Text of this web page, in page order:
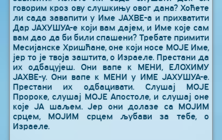
говорим кроз ову слушкињу овог дана? Хоћете
ли сада завапити у Име ЈАХВЕ-а и прихватити
Дар ЈАХУШУА-е који вам дајем, и Име које сам
вам дао да би били спашени? Требате примити
Месијанске Хришћане, оне који носе МОЈЕ Име,
јер то је твоја заштита, о Израеле. Престани да
их одбацујеш. Они вапе к МЕНИ, ЕЛОХИМУ
ЈАХВЕ-у. Они вапе к МЕНИ у ИМЕ ЈАХУШУА-е.
Престани их одбацивати. Слушај МОЈЕ
Пророке, слушај МОЈЕ Апостоле, и слушај оне
које ЈА шаљем. Јер они долазе са МОЈИМ
срцем, МОЈИМ срцем љубави за тебе, о
Израеле.